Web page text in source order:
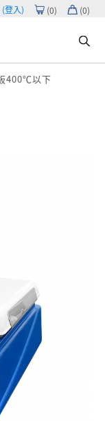
(登入) (0) (0)
400℃以下